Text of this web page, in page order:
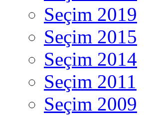
Seçim 2019
Seçim 2015
Seçim 2014
Seçim 2011
Seçim 2009